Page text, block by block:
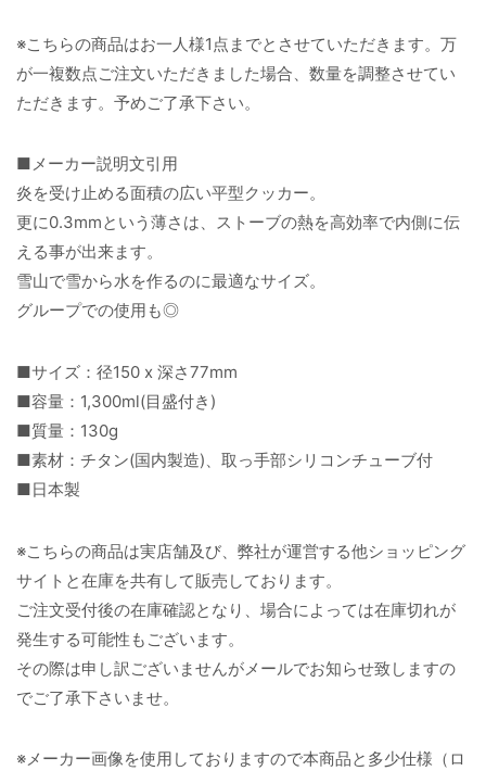
※こちらの商品はお一人様1点までとさせていただきます。万
が一複数点ご注文いただきました場合、数量を調整させてい
ただきます。予めご了承下さい。
■メーカー説明文引用
炎を受け止める面積の広い平型クッカー。
更に0.3mmという薄さは、ストーブの熱を高効率で内側に伝
える事が出来ます。
雪山で雪から水を作るのに最適なサイズ。
グループでの使用も◎
■サイズ：径150 x 深さ77mm
■容量：1,300ml(目盛付き)
■質量：130g
■素材：チタン(国内製造)、取っ手部シリコンチューブ付
■日本製
※こちらの商品は実店舗及び、弊社が運営する他ショッピング
サイトと在庫を共有して販売しております。
ご注文受付後の在庫確認となり、場合によっては在庫切れが
発生する可能性もございます。
その際は申し訳ございませんがメールでお知らせ致しますの
でご了承下さいませ。
※メーカー画像を使用しておりますので本商品と多少仕様（ロ